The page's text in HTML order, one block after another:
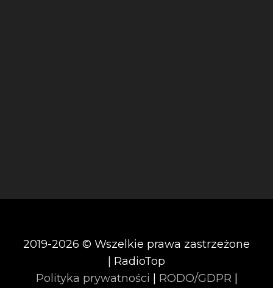
2019-2026 © Wszelkie prawa zastrzeżone
| RadioTop
Polityka prywatności | RODO/GDPR |